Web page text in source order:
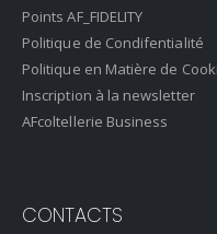
Points AF_FIDELITY
Politique de Condifentialité
Politique en Matière de
Inscription à la newsletter
AFcoltellerie Business
CONTACTS